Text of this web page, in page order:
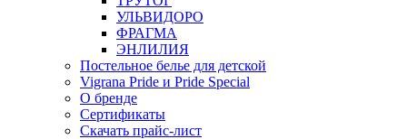
УЛЬВИДОРО
ФРАГМА
ЭНЛИЛИЯ
Постельное белье для детской
Vigrana Pride и Pride Special
О бренде
Сертификаты
Скачать прайс-лист